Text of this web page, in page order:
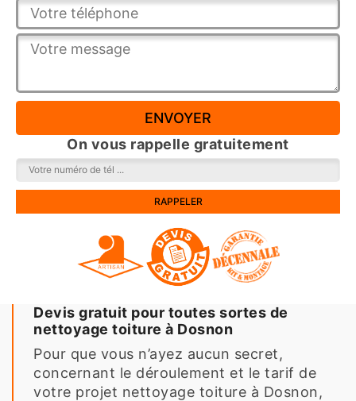
On vous rappelle gratuitement
Devis gratuit pour toutes sortes de
nettoyage toiture à Dosnon
Pour que vous n’ayez aucun secret,
concernant le déroulement et le tarif de
votre projet nettoyage toiture à Dosnon,